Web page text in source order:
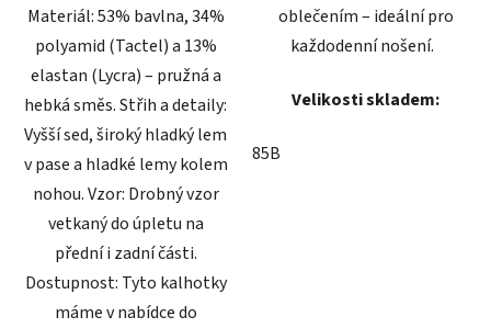
Materiál: 53% bavlna, 34%
polyamid (Tactel) a 13%
elastan (Lycra) – pružná a
hebká směs. Střih a detaily:
Vyšší sed, široký hladký lem
v pase a hladké lemy kolem
nohou. Vzor: Drobný vzor
vetkaný do úpletu na
přední i zadní části.
Dostupnost: Tyto kalhotky
máme v nabídce do
oblečením – ideální pro
každodenní nošení.
Velikosti skladem:
85B